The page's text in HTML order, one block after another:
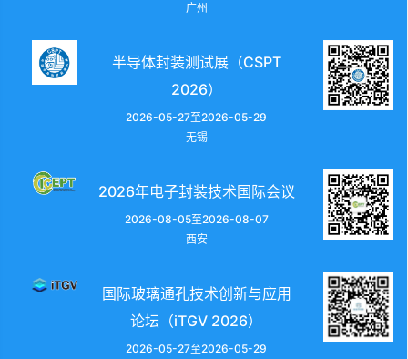
广州
半导体封装测试展（CSPT
2026）
2026-05-27至2026-05-29
无锡
2026年电子封装技术国际会议
2026-08-05至2026-08-07
西安
国际玻璃通孔技术创新与应用
论坛（iTGV 2026）
2026-05-27至2026-05-29